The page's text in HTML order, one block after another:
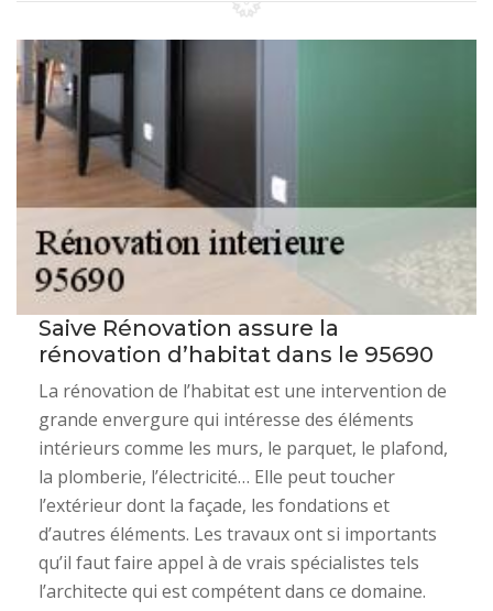
Saive Rénovation assure la
rénovation d’habitat dans le 95690
La rénovation de l’habitat est une intervention de
grande envergure qui intéresse des éléments
intérieurs comme les murs, le parquet, le plafond,
la plomberie, l’électricité… Elle peut toucher
l’extérieur dont la façade, les fondations et
d’autres éléments. Les travaux ont si importants
qu’il faut faire appel à de vrais spécialistes tels
l’architecte qui est compétent dans ce domaine.